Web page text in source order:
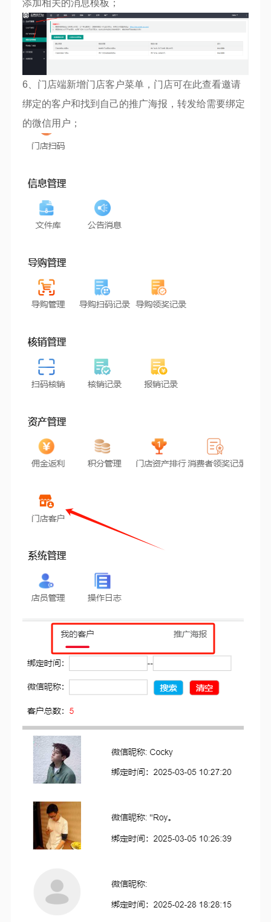
添加相关的消息模板；
6、门店端新增门店客户菜单，门店可在此查看邀请
绑定的客户和找到自己的推广海报，转发给需要绑定
的微信用户；